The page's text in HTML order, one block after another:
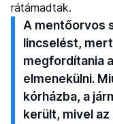
rátámadtak.
A mentőorvos
lincselést,
megfordítania
elmenekülni.
kórházba, a
került, mivel